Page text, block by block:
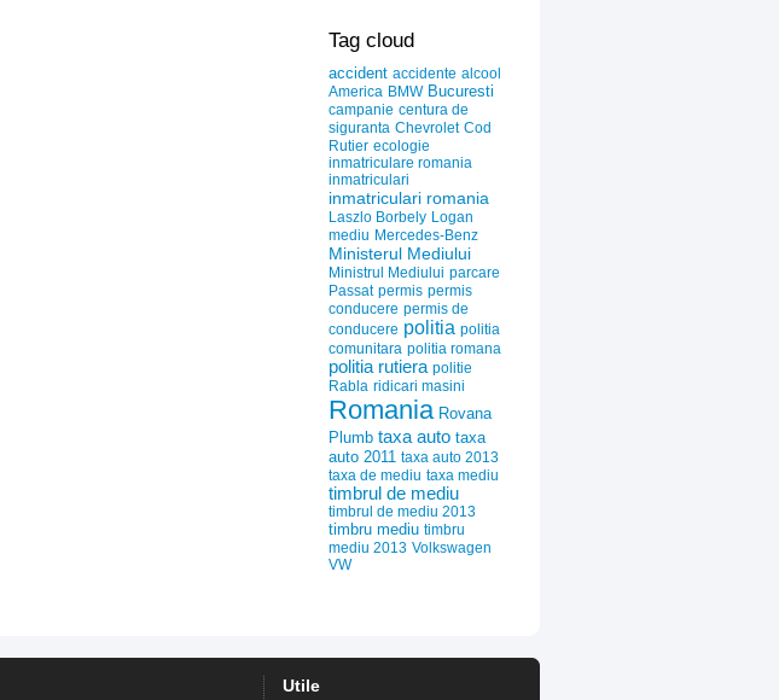
Tag cloud
accident accidente alcool
America BMW Bucuresti
campanie centura de
siguranta Chevrolet Cod
Rutier ecologie
inmatriculare romania
inmatriculari
inmatriculari romania
Laszlo Borbely Logan
mediu Mercedes-Benz
Ministerul Mediului
Ministrul Mediului parcare
Passat permis permis
conducere permis de
conducere politia politia
comunitara politia romana
politia rutiera politie
Rabla ridicari masini
Romania Rovana
Plumb taxa auto taxa
auto 2011 taxa auto 2013
taxa de mediu taxa mediu
timbrul de mediu
timbrul de mediu 2013
timbru mediu timbru
mediu 2013 Volkswagen
VW
Utile